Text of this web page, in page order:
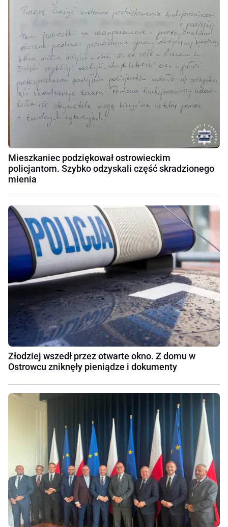
Mieszkaniec podziękował ostrowieckim
policjantom. Szybko odzyskali część skradzionego
mienia
Złodziej wszedł przez otwarte okno. Z domu w
Ostrowcu zniknęły pieniądze i dokumenty